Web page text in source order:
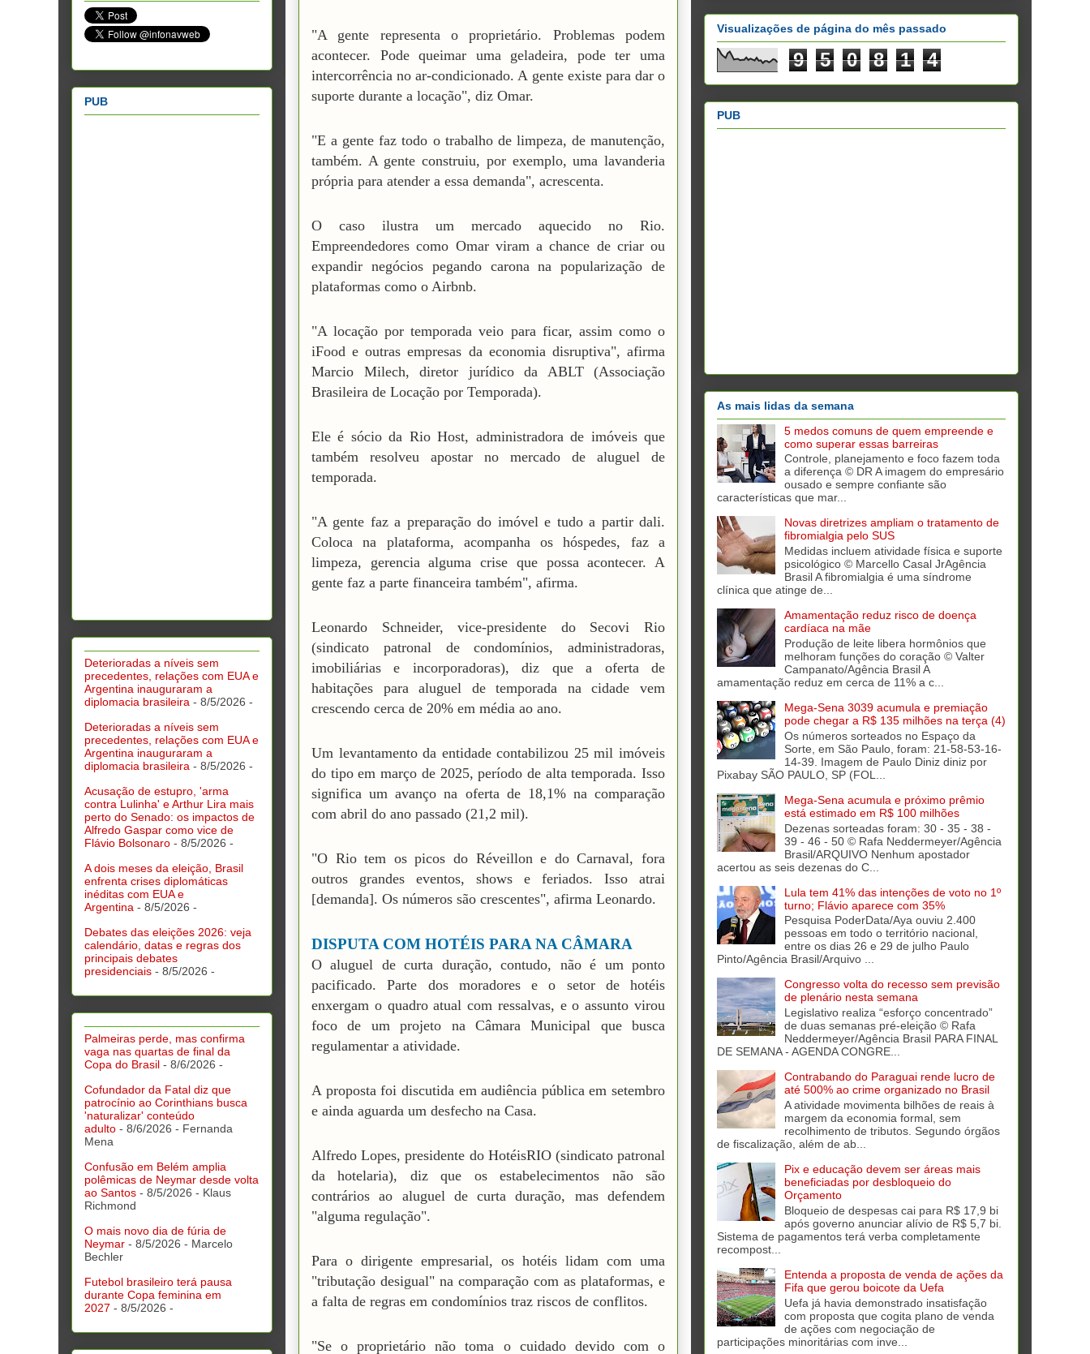
"A gente representa o proprietário. Problemas podem
acontecer. Pode queimar uma geladeira, pode ter uma
intercorrência no ar-condicionado. A gente existe para dar o
suporte durante a locação", diz Omar.
"E a gente faz todo o trabalho de limpeza, de manutenção,
também. A gente construiu, por exemplo, uma lavanderia
própria para atender a essa demanda", acrescenta.
O caso ilustra um mercado aquecido no Rio.
Empreendedores como Omar viram a chance de criar ou
expandir negócios pegando carona na popularização de
plataformas como o Airbnb.
"A locação por temporada veio para ficar, assim como o
iFood e outras empresas da economia disruptiva", afirma
Marcio Milech, diretor jurídico da ABLT (Associação
Brasileira de Locação por Temporada).
Ele é sócio da Rio Host, administradora de imóveis que
também resolveu apostar no mercado de aluguel de
temporada.
"A gente faz a preparação do imóvel e tudo a partir dali.
Coloca na plataforma, acompanha os hóspedes, faz a
limpeza, gerencia alguma crise que possa acontecer. A
gente faz a parte financeira também", afirma.
Leonardo Schneider, vice-presidente do Secovi Rio
(sindicato patronal de condomínios, administradoras,
imobiliárias e incorporadoras), diz que a oferta de
habitações para aluguel de temporada na cidade vem
crescendo cerca de 20% em média ao ano.
Um levantamento da entidade contabilizou 25 mil imóveis
do tipo em março de 2025, período de alta temporada. Isso
significa um avanço na oferta de 18,1% na comparação
com abril do ano passado (21,2 mil).
"O Rio tem os picos do Réveillon e do Carnaval, fora
outros grandes eventos, shows e feriados. Isso atrai
[demanda]. Os números são crescentes", afirma Leonardo.
DISPUTA COM HOTÉIS PARA NA CÂMARA
O aluguel de curta duração, contudo, não é um ponto
pacificado. Parte dos moradores e o setor de hotéis
enxergam o quadro atual com ressalvas, e o assunto virou
foco de um projeto na Câmara Municipal que busca
regulamentar a atividade.
A proposta foi discutida em audiência pública em setembro
e ainda aguarda um desfecho na Casa.
Alfredo Lopes, presidente do HotéisRIO (sindicato patronal
da hotelaria), diz que os estabelecimentos não são
contrários ao aluguel de curta duração, mas defendem
"alguma regulação".
Para o dirigente empresarial, os hotéis lidam com uma
"tributação desigual" na comparação com as plataformas, e
a falta de regras em condomínios traz riscos de conflitos.
"Se o proprietário não toma o cuidado devido com o
PUB
Deterioradas a níveis sem
precedentes, relações com EUA e
Argentina inauguraram a
diplomacia brasileira - 8/5/2026 -
Deterioradas a níveis sem
precedentes, relações com EUA e
Argentina inauguraram a
diplomacia brasileira - 8/5/2026 -
Acusação de estupro, 'arma
contra Lulinha' e Arthur Lira mais
perto do Senado: os impactos de
Alfredo Gaspar como vice de
Flávio Bolsonaro - 8/5/2026 -
A dois meses da eleição, Brasil
enfrenta crises diplomáticas
inéditas com EUA e
Argentina - 8/5/2026 -
Debates das eleições 2026: veja
calendário, datas e regras dos
principais debates
presidenciais - 8/5/2026 -
Palmeiras perde, mas confirma
vaga nas quartas de final da
Copa do Brasil - 8/6/2026 -
Cofundador da Fatal diz que
patrocínio ao Corinthians busca
'naturalizar' conteúdo
adulto - 8/6/2026 - Fernanda
Mena
Confusão em Belém amplia
polêmicas de Neymar desde volta
ao Santos - 8/5/2026 - Klaus
Richmond
O mais novo dia de fúria de
Neymar - 8/5/2026 - Marcelo
Bechler
Futebol brasileiro terá pausa
durante Copa feminina em
2027 - 8/5/2026 -
Visualizações de página do mês passado
9 5 0 8 1 4
PUB
As mais lidas da semana
5 medos comuns de quem empreende e
como superar essas barreiras
Controle, planejamento e foco fazem toda
a diferença © DR A imagem do empresário
ousado e sempre confiante são
características que mar...
Novas diretrizes ampliam o tratamento de
fibromialgia pelo SUS
Medidas incluem atividade física e suporte
psicológico © Marcello Casal JrAgência
Brasil A fibromialgia é uma síndrome
clínica que atinge de...
Amamentação reduz risco de doença
cardíaca na mãe
Produção de leite libera hormônios que
melhoram funções do coração © Valter
Campanato/Agência Brasil A
amamentação reduz em cerca de 11% a c...
Mega-Sena 3039 acumula e premiação
pode chegar a R$ 135 milhões na terça (4)
Os números sorteados no Espaço da
Sorte, em São Paulo, foram: 21-58-53-16-
14-39. Imagem de Paulo Diniz diniz por
Pixabay SÃO PAULO, SP (FOL...
Mega-Sena acumula e próximo prêmio
está estimado em R$ 100 milhões
Dezenas sorteadas foram: 30 - 35 - 38 -
39 - 46 - 50 © Rafa Neddermeyer/Agência
Brasil/ARQUIVO Nenhum apostador
acertou as seis dezenas do C...
Lula tem 41% das intenções de voto no 1º
turno; Flávio aparece com 35%
Pesquisa PoderData/Aya ouviu 2.400
pessoas em todo o território nacional,
entre os dias 26 e 29 de julho Paulo
Pinto/Agência Brasil/Arquivo ...
Congresso volta do recesso sem previsão
de plenário nesta semana
Legislativo realiza “esforço concentrado”
de duas semanas pré-eleição © Rafa
Neddermeyer/Agência Brasil PARA FINAL
DE SEMANA - AGENDA CONGRE...
Contrabando do Paraguai rende lucro de
até 500% ao crime organizado no Brasil
A atividade movimenta bilhões de reais à
margem da economia formal, sem
recolhimento de tributos. Segundo órgãos
de fiscalização, além de ab...
Pix e educação devem ser áreas mais
beneficiadas por desbloqueio do
Orçamento
Bloqueio de despesas cai para R$ 17,9 bi
após governo anunciar alívio de R$ 5,7 bi.
Sistema de pagamentos terá verba completamente
recompost...
Entenda a proposta de venda de ações da
Fifa que gerou boicote da Uefa
Uefa já havia demonstrado insatisfação
com proposta que cogita plano de venda
de ações com negociação de
participações minoritárias com inve...